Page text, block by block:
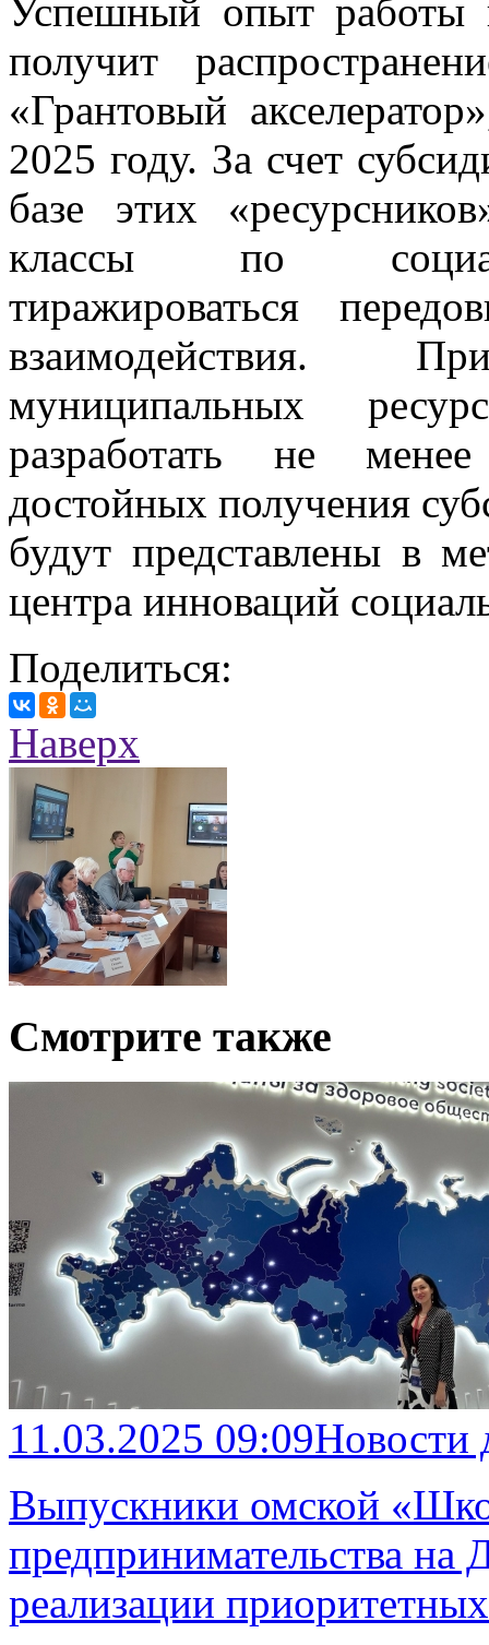
Успешный опыт работы
получит
«Грантовый
2025 году. За счет
базе этих
классы по
тиражироваться
взаимодействия.
муниципальных
разработать не
достойных получения
будут представлены в
центра инноваций
Поделиться:
Наверх
Смотрите также
11.03.2025 09:09
Выпускники омской
предпринимательства на
реализации